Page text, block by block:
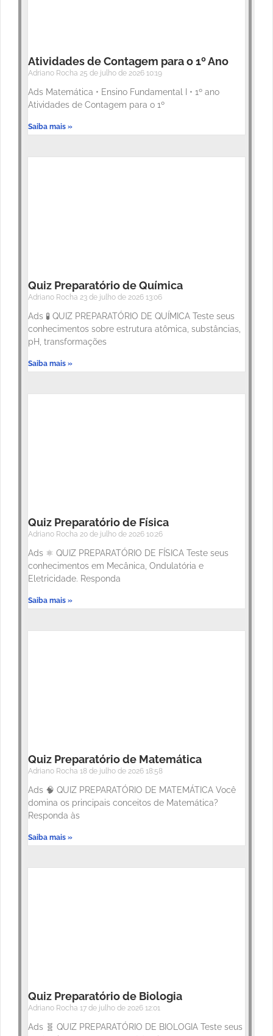
Atividades de Contagem para o 1º Ano
Adriano Rocha 25 de julho de 2026 10:19
Ads Matemática • Ensino Fundamental I • 1º ano
Atividades de Contagem para o 1º
Saiba mais »
Quiz Preparatório de Química
Adriano Rocha 23 de julho de 2026 13:06
Ads 🧪 QUIZ PREPARATÓRIO DE QUÍMICA Teste seus
conhecimentos sobre estrutura atômica, substâncias,
pH, transformações
Saiba mais »
Quiz Preparatório de Física
Adriano Rocha 20 de julho de 2026 10:26
Ads ⚛️ QUIZ PREPARATÓRIO DE FÍSICA Teste seus
conhecimentos em Mecânica, Ondulatória e
Eletricidade. Responda
Saiba mais »
Quiz Preparatório de Matemática
Adriano Rocha 18 de julho de 2026 18:58
Ads 🧠 QUIZ PREPARATÓRIO DE MATEMÁTICA Você
domina os principais conceitos de Matemática?
Responda às
Saiba mais »
Quiz Preparatório de Biologia
Adriano Rocha 17 de julho de 2026 12:01
Ads 🧬 QUIZ PREPARATÓRIO DE BIOLOGIA Teste seus